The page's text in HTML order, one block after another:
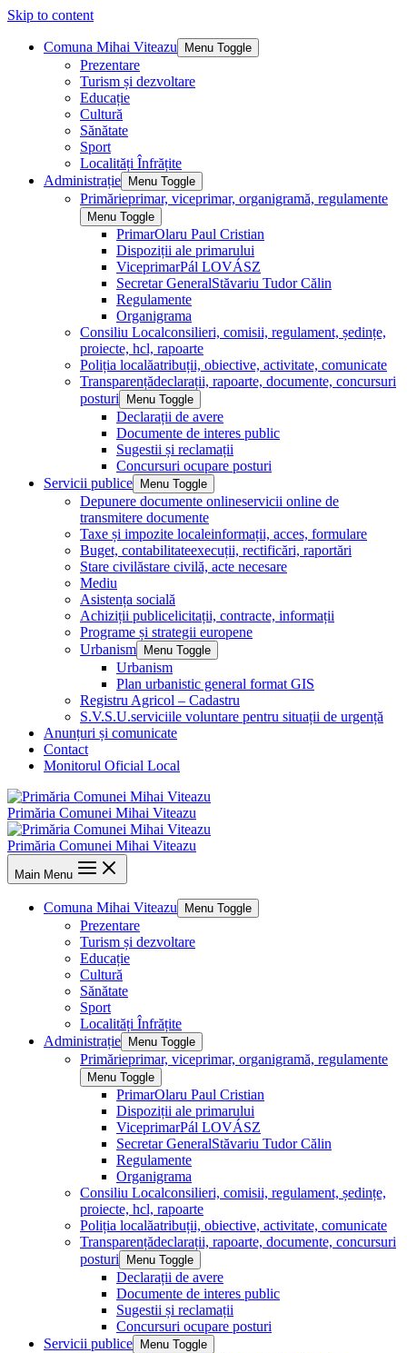
Skip to content
Comuna Mihai Viteazu Menu Toggle
Prezentare
Turism și dezvoltare
Educație
Cultură
Sănătate
Sport
Localități Înfrățite
Administrație
Menu Toggle
Primărieprimar, viceprimar, organigramă, regulamente
Menu Toggle
PrimarOlaru Paul Cristian
Dispoziții ale primarului
ViceprimarPál LOVÁSZ
Secretar GeneralStăvariu Tudor Călin
Regulamente
Organigrama
Consiliu Localconsilieri, comisii, regulament, ședințe,
proiecte, hcl, rapoarte
Poliția localăatribuții, obiective, activitate, comunicate
Transparențădeclarații, rapoarte, documente, concursuri
posturi
Menu Toggle
Declarații de avere
Documente de interes public
Sugestii și reclamații
Concursuri ocupare posturi
Servicii publice
Menu Toggle
Depunere documente onlineservicii online de
transmitere documente
Taxe și impozite localeinformații, acces, formulare
Buget, contabilitateexecuții, rectificări, raportări
Stare civilăstare civilă, acte necesare
Mediu
Asistența socială
Achiziții publicelicitații, contracte, informații
Programe și strategii europene
Urbanism
Menu Toggle
Urbanism
Plan urbanistic general format GIS
Registru Agricol – Cadastru
S.V.S.U.serviciile voluntare pentru situații de urgență
Anunțuri și comunicate
Contact
Monitorul Oficial Local
Primăria Comunei Mihai Viteazu
Primăria Comunei Mihai Viteazu
Main Menu
Comuna Mihai Viteazu Menu Toggle
Prezentare
Turism și dezvoltare
Educație
Cultură
Sănătate
Sport
Localități Înfrățite
Administrație
Menu Toggle
Primărieprimar, viceprimar, organigramă, regulamente
Menu Toggle
PrimarOlaru Paul Cristian
Dispoziții ale primarului
ViceprimarPál LOVÁSZ
Secretar GeneralStăvariu Tudor Călin
Regulamente
Organigrama
Consiliu Localconsilieri, comisii, regulament, ședințe,
proiecte, hcl, rapoarte
Poliția localăatribuții, obiective, activitate, comunicate
Transparențădeclarații, rapoarte, documente, concursuri
posturi
Menu Toggle
Declarații de avere
Documente de interes public
Sugestii și reclamații
Concursuri ocupare posturi
Servicii publice
Menu Toggle